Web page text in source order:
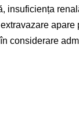
insuficiența
apare
considerare